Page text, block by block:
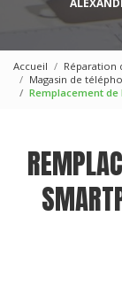
Accueil
Réparation
Magasin de
Remplacement de